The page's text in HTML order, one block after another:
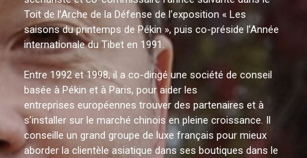
Toit de l’Arche de la Défense de l’exposition « Les
saisons du printemps de Pékin », puis co-préside l’Année
internationale du Tibet en 1991.
Entre 1992 et 1998, il a co-dirigé une société de conseil
basée à Pékin et à Paris, pour aider les
entreprises européennes trouver des partenaires et à
s’installer sur le marché chinois en pleine croissance. Il
conseille un grand groupe de luxe français pour mieux
aborder la clientèle asiatique dans ses boutiques dans le